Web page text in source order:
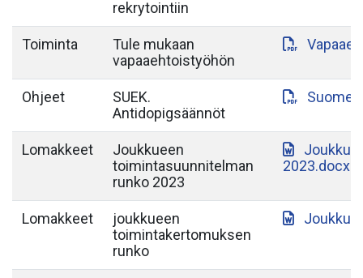
rekrytointiin
Toiminta
Tule mukaan
vapaaehtoistyöhön
Ohjeet
SUEK.
Antidopigsäännöt
Lomakkeet
Joukkueen
toimintasuunnitelman
runko 2023
2023.docx
Lomakkeet
joukkueen
toimintakertomuksen
runko